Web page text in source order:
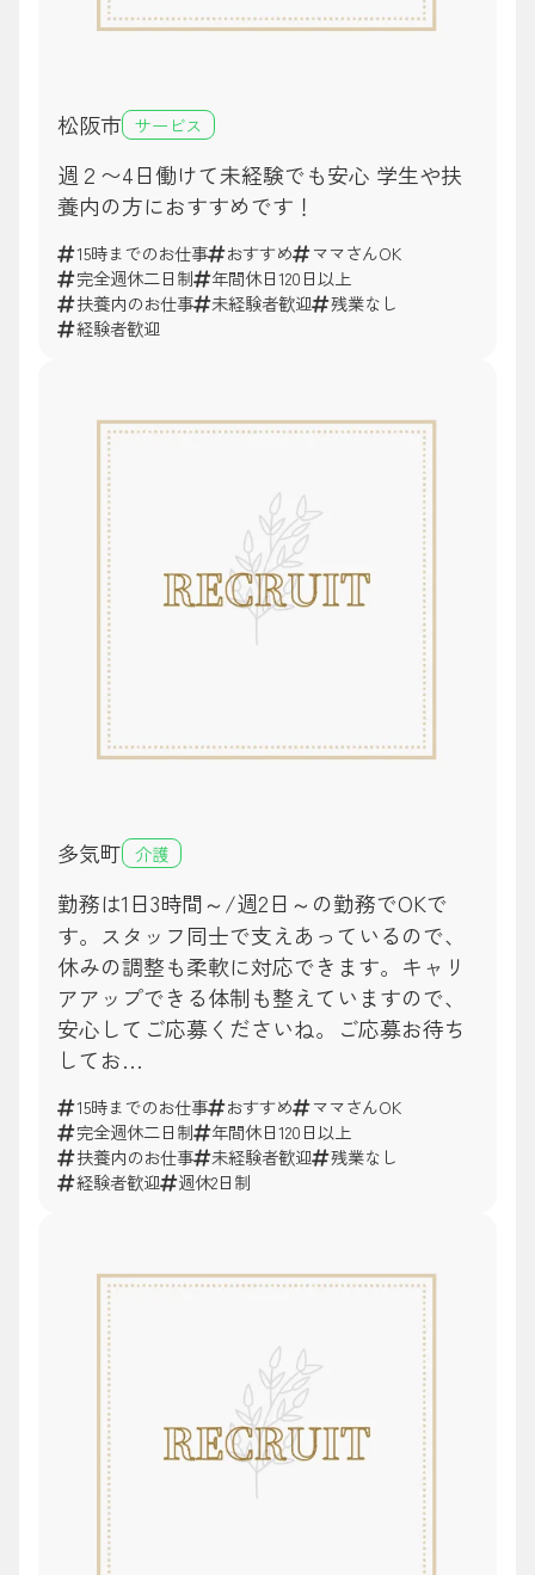
松阪市 サービス
週２〜4日働けて未経験でも安心 学生や扶
養内の方におすすめです！
15時までのお仕事 おすすめ
ママさんOK
完全週休二日制
年間休日120日以上
扶養内のお仕事
未経験者歓迎
残業なし
経験者歓迎
多気町 介護
勤務は1日3時間～/週2日～の勤務でOKで
す。スタッフ同士で支えあっているので、
休みの調整も柔軟に対応できます。キャリ
アアップできる体制も整えていますので、
安心してご応募くださいね。ご応募お待ち
してお…
15時までのお仕事 おすすめ
ママさんOK
完全週休二日制
年間休日120日以上
扶養内のお仕事
未経験者歓迎
残業なし
経験者歓迎
週休2日制